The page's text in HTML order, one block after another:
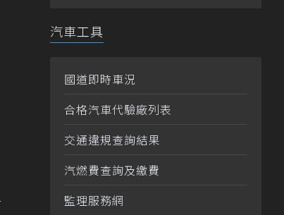
汽車工具
國道即時車況
合格汽車代驗廠列表
交通違規查詢結果
汽燃費查詢及繳費
監理服務網